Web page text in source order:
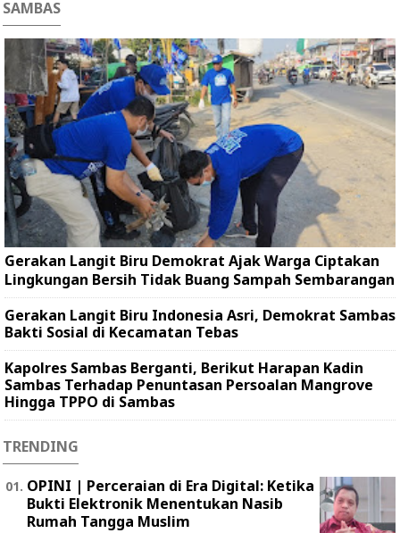
SAMBAS
Gerakan Langit Biru Demokrat Ajak Warga Ciptakan
Lingkungan Bersih Tidak Buang Sampah Sembarangan
Gerakan Langit Biru Indonesia Asri, Demokrat Sambas
Bakti Sosial di Kecamatan Tebas
Kapolres Sambas Berganti, Berikut Harapan Kadin
Sambas Terhadap Penuntasan Persoalan Mangrove
Hingga TPPO di Sambas
TRENDING
OPINI | Perceraian di Era Digital: Ketika
Bukti Elektronik Menentukan Nasib
Rumah Tangga Muslim